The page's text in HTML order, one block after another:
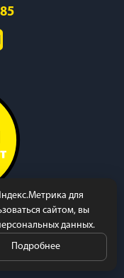
для
сайтом, вы
данных.
Подробнее